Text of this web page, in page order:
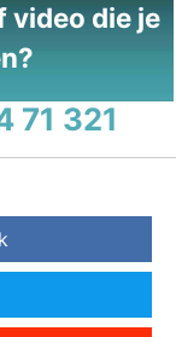
video die je
71 321